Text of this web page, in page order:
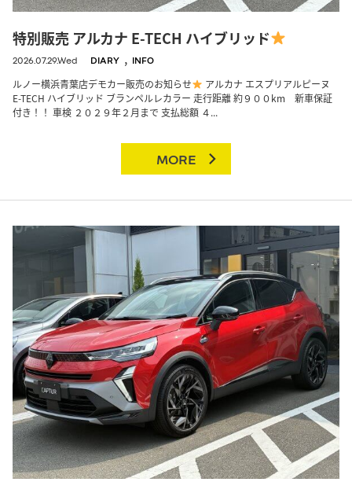
特別販売 アルカナ E-TECH ハイブリッド
2026.07.29.Wed DIARY , INFO
ルノー横浜青葉店デモカー販売のお知らせ
アルカナ エスプリアルピーヌ
E-TECH ハイブリッド ブランペルレカラー 走行距離 約９００km 新車保証
付き！！ 車検 ２０２９年２月まで 支払総額 ４...
MORE